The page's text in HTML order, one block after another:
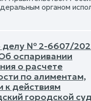
органом
делу № 2-6607/
оспаривании
о расчете
по алиментам,
к действиям
городской